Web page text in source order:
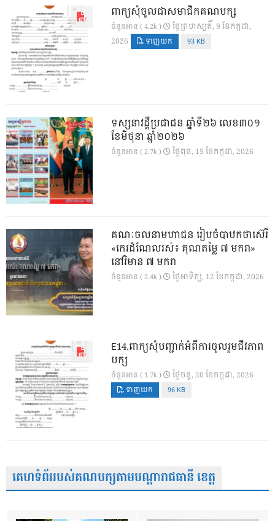
ពាក្យសុំចូលជាសមាជិកគណបក្ស
ចំនួនអាន ( 4.2k )
ថ្ងៃ​ព្រហស្បតិ៍, 9 ខែ​កក្កដា,
2026
ទាញយក 93 KB
ទស្សនាវដ្ដីប្រជាជន ឆ្នាំទី២៦ លេខ៣០១
ខែមិថុនា ឆ្នាំ២០២៦
ចំនួនអាន ( 2.7k ) ថ្ងៃ​ពុធ, 15 ខែ​កក្កដា, 2026
គណៈចលនាមហាជន រៀបចំបាឋកថាស៊េរី
«កេរដំណែលរស់៖ គុណតម្លៃ ៧ មករា»
នៅវិមាន ៧ មករា
ចំនួនអាន ( 2.4k ) ថ្ងៃ​អាទិត្យ, 12 ខែ​កក្កដា, 2026
E14.ពាក្យសុំបញ្ជាក់អំពីការចូលរួមជីវភាព
បក្ស
ចំនួនអាន ( 1.7k ) ថ្ងៃ​ចន្ទ, 20 ខែ​កក្កដា, 2026
ទាញយក 96 KB
គេហទំព័ររបស់គណបក្សតាមបណ្តារាជធានី ខេត្ត